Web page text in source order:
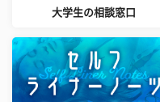
大学生の相談窓口